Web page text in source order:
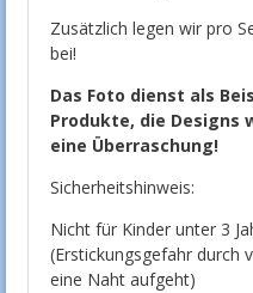
Zusätzlich legen wir pro
bei!
Das Foto dienst als
Produkte, die Designs
eine Überraschung!
Sicherheitshinweis:
Nicht für Kinder unter 3
(Erstickungsgefahr durch
eine Naht aufgeht)